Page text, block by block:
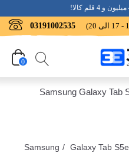
03191002535
0
/ Galaxy Tab S5e